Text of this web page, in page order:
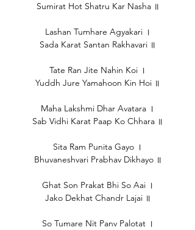
Sumirat Hot Shatru Kar Nasha ॥
Lashan Tumhare Agyakari ।
Sada Karat Santan Rakhavari ॥
Tate Ran Jite Nahin Koi ।
Yuddh Jure Yamahoon Kin Hoi ॥
Maha Lakshmi Dhar Avatara ।
Sab Vidhi Karat Paap Ko Chhara ॥
Sita Ram Punita Gayo ।
Bhuvaneshvari Prabhav Dikhayo ॥
Ghat Son Prakat Bhi So Aai ।
Jako Dekhat Chandr Lajai ॥
So Tumare Nit Panv Palotat ।